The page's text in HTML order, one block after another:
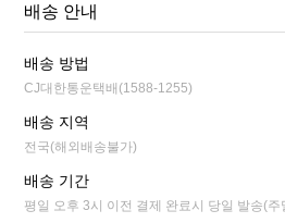
배송 안내
배송 방법
CJ대한통운택배(1588-1255)
배송 지역
전국(해외배송불가)
배송 기간
평일 오후 3시 이전 결제 완료시 당일 발송(주